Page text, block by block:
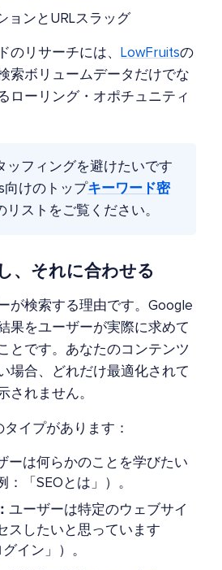
ョンとURLスラッグ
のリサーチには、 LowFruitsの
索ボリュームデータだけでな
ローリング・オポチュニティ
ッフィングを避けたいです
向けのトップキーワード密
リストをご覧ください。
、それに合わせる
が検索する理由です。Google
果をユーザーが実際に求めて
とです。あなたのコンテンツ
場合、どれだけ最適化されて
されません。
イプがあります：
ーは何らかのことを学びたい
：「SEOとは」）。
ユーザーは特定のウェブサイ
スしたいと思っています
イン」）。